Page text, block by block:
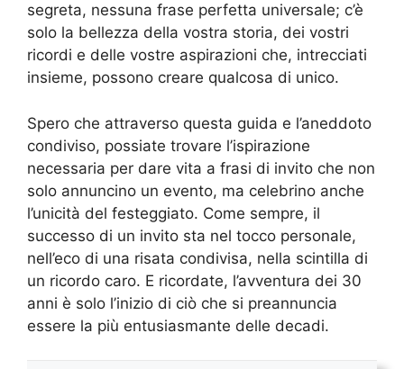
segreta, nessuna frase perfetta universale; c’è
solo la bellezza della vostra storia, dei vostri
ricordi e delle vostre aspirazioni che, intrecciati
insieme, possono creare qualcosa di unico.
Spero che attraverso questa guida e l’aneddoto
condiviso, possiate trovare l’ispirazione
necessaria per dare vita a frasi di invito che non
solo annuncino un evento, ma celebrino anche
l’unicità del festeggiato. Come sempre, il
successo di un invito sta nel tocco personale,
nell’eco di una risata condivisa, nella scintilla di
un ricordo caro. E ricordate, l’avventura dei 30
anni è solo l’inizio di ciò che si preannuncia
essere la più entusiasmante delle decadi.